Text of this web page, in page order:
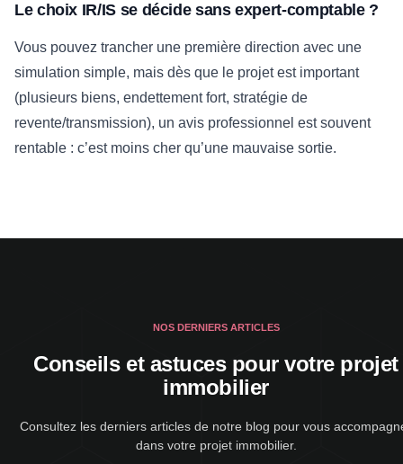
Le choix IR/IS se décide sans expert-comptable ?
Vous pouvez trancher une première direction avec une
simulation simple, mais dès que le projet est important
(plusieurs biens, endettement fort, stratégie de
revente/transmission), un avis professionnel est souvent
rentable : c’est moins cher qu’une mauvaise sortie.
NOS DERNIERS ARTICLES
Conseils et astuces pour votre projet
immobilier
Consultez les derniers articles de notre blog pour vous
dans votre projet immobilier.